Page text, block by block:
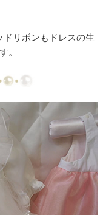
レーム型ミニチ
ールとコサージ
レスと1/4ミニ
リボンもドレスの生
。